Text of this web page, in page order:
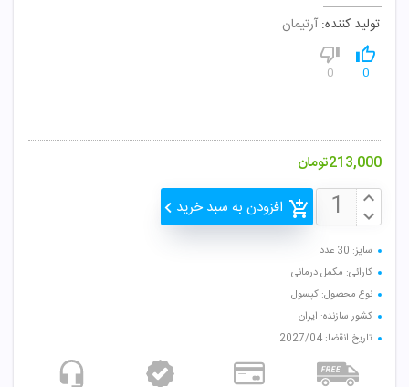
تولید کننده: آرتیمان
0
0
213,000تومان
افزودن به سبد خرید
سایز: 30 عدد
کارائی: مکمل درمانی
نوع محصول: کپسول
کشور سازنده: ایران
تاریخ انقضا: 2027/04